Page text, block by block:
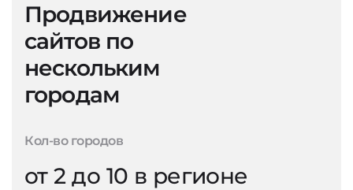
Продвижение
сайтов по
нескольким
городам
Кол-во городов
от 2 до 10 в регионе